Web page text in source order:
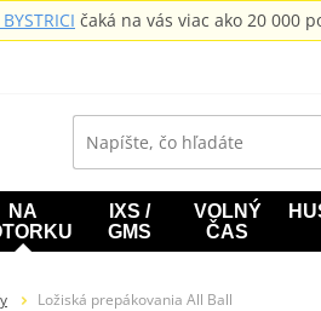
čaká na vás viac ako 20 000
NA
IXS /
GMS
VOLNÝ
ČAS
Ložiská prepákovania All Ball